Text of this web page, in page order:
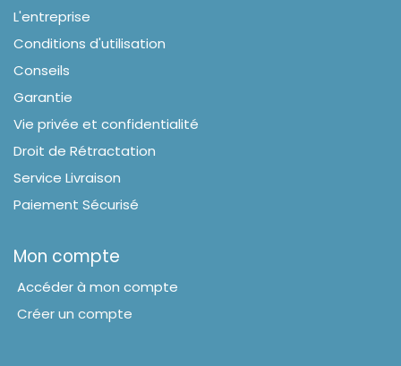
L'entreprise
Conditions d'utilisation
Conseils
Garantie
Vie privée et confidentialité
Droit de Rétractation
Service Livraison
Paiement Sécurisé
Mon compte
Accéder à mon compte
Créer un compte